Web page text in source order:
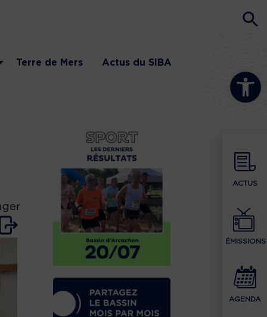
Ouvrir la
ACTUS
ÉMISSIONS
AGENDA
Terre de Mers Actus du SIBA